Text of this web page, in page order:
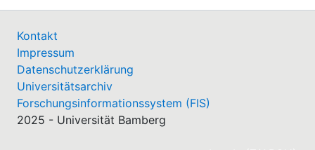
Kontakt
Impressum
Datenschutzerklärung
Universitätsarchiv
Forschungsinformationssystem (FIS)
2025 - Universität Bamberg